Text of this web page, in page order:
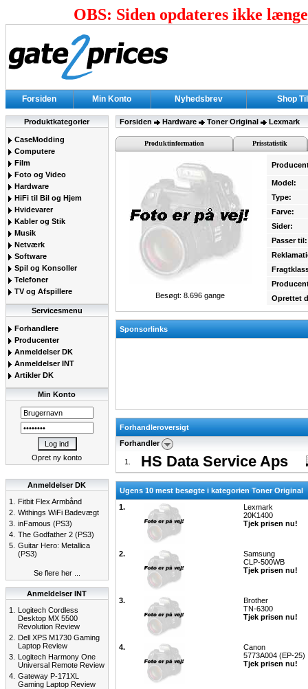
OBS: Siden opdateres ikke
Forsiden Min Konto Nyhedsbrev Shop
Produktkategorier
CaseModding
Computere
Film
Foto og Video
Hardware
HiFi til Bil og Hjem
Hvidevarer
Kabler og Stik
Musik
Netværk
Software
Spil og Konsoller
Telefoner
TV og Afspillere
Servicesmenu
Forhandlere
Producenter
Anmeldelser DK
Anmeldelser INT
Artikler DK
Min Konto
Opret ny konto
Anmeldelser DK
1.
Fitbit Flex Armbånd
2. Withings WiFi Badevægt
3. inFamous (PS3)
4. The Godfather 2 (PS3)
5. Guitar Hero: Metallica
(PS3)
Se flere her ...
Anmeldelser INT
1.
Logitech Cordless
Desktop MX 5500
Revolution Review
2. Dell XPS M1730 Gaming
Laptop Review
3. Logitech Harmony One
Universal Remote Review
4. Gateway P-171XL
Gaming Laptop Review
Forsiden Hardware Toner Original Lexmark
Produktinformation Prisstatistik
Besøgt: 8.696 gange
Model:
Type:
Farve:
Sider:
Passer til:
Oprettet
Sponsorlinks
Forhandleroversigt
Forhandler
1. HS Data Service Aps
Ugens 10 mest besøgte i kategorien Toner Original
1.
Lexmark
20K1400
Tjek prisen nu!
2.
Samsung
CLP-500WB
Tjek prisen nu!
3.
Brother
TN-6300
Tjek prisen nu!
4.
Canon
5773A004 (EP-25)
Tjek prisen nu!